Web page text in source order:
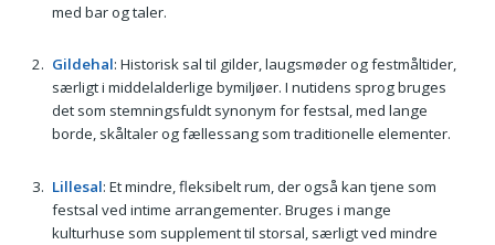
med bar og taler.
Gildehal: Historisk sal til gilder, laugsmøder og festmåltider,
særligt i middelalderlige bymiljøer. I nutidens sprog bruges
det som stemningsfuldt synonym for festsal, med lange
borde, skåltaler og fællessang som traditionelle elementer.
Lillesal: Et mindre, fleksibelt rum, der også kan tjene som
festsal ved intime arrangementer. Bruges i mange
kulturhuse som supplement til storsal, særligt ved mindre